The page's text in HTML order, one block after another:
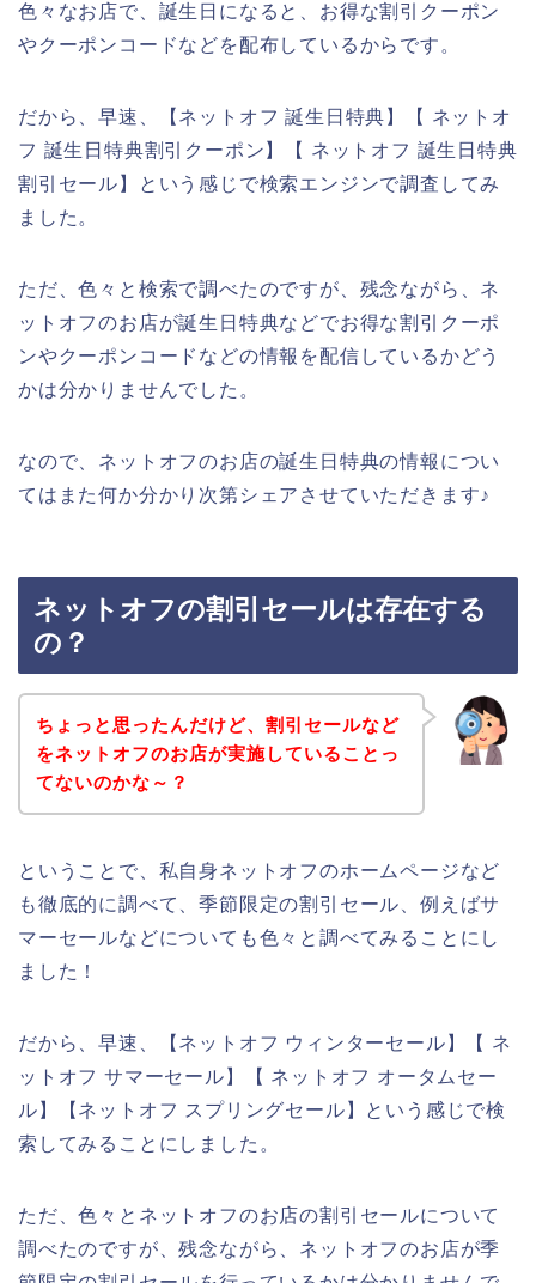
色々なお店で、誕生日になると、お得な割引クーポン
やクーポンコードなどを配布しているからです。
だから、早速、【ネットオフ 誕生日特典】【 ネットオ
フ 誕生日特典割引クーポン】【 ネットオフ 誕生日特典
割引セール】という感じで検索エンジンで調査してみ
ました。
ただ、色々と検索で調べたのですが、残念ながら、ネ
ットオフのお店が誕生日特典などでお得な割引クーポ
ンやクーポンコードなどの情報を配信しているかどう
かは分かりませんでした。
なので、ネットオフのお店の誕生日特典の情報につい
てはまた何か分かり次第シェアさせていただきます♪
ネットオフの割引セールは存在する
の？
ちょっと思ったんだけど、割引セールなど
をネットオフのお店が実施していることっ
てないのかな～？
ということで、私自身ネットオフのホームページなど
も徹底的に調べて、季節限定の割引セール、例えばサ
マーセールなどについても色々と調べてみることにし
ました！
だから、早速、【ネットオフ ウィンターセール】【 ネ
ットオフ サマーセール】【 ネットオフ オータムセー
ル】【ネットオフ スプリングセール】という感じで検
索してみることにしました。
ただ、色々とネットオフのお店の割引セールについて
調べたのですが、残念ながら、ネットオフのお店が季